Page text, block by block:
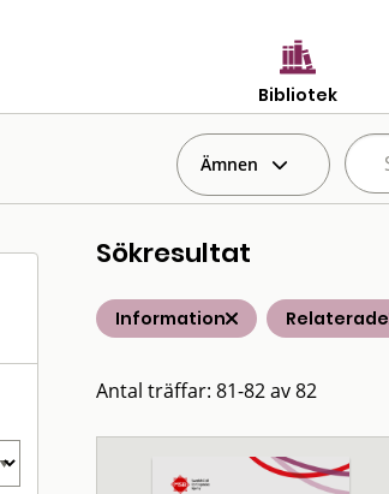
Bibliotek
Ämnen
Sökresultat
Information Relaterade
Antal träffar: 81-82 av 82